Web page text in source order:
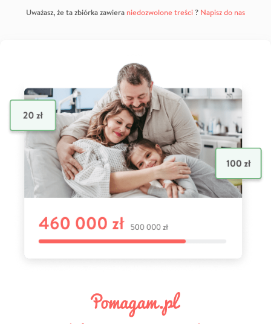
Uważasz, że ta zbiórka zawiera niedozwolone treści? Napisz do nas